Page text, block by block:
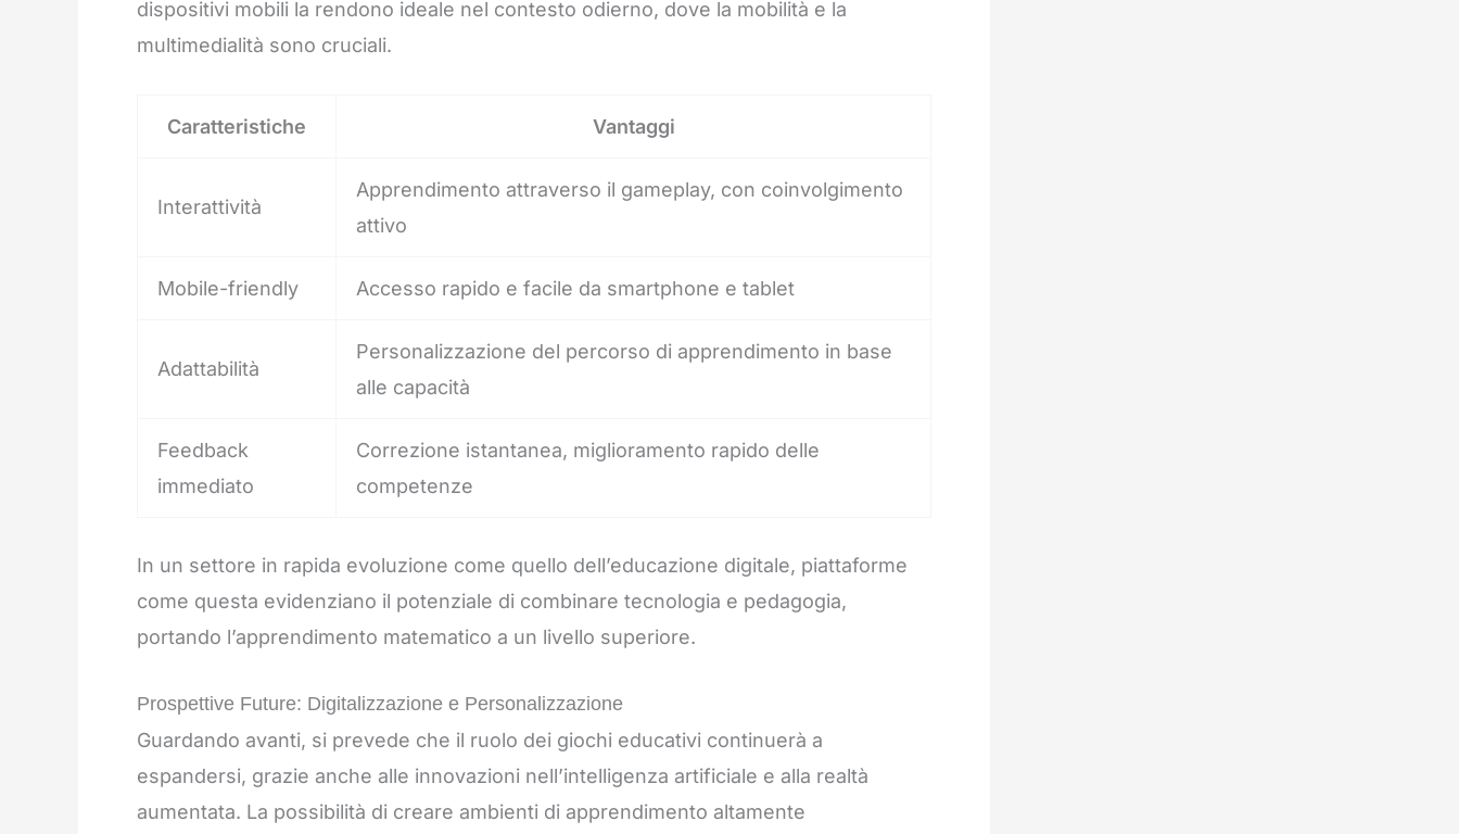
dispositivi mobili la rendono ideale nel contesto odierno, dove la mobilità e la
multimedialità sono cruciali.
Caratteristiche Vantaggi
Interattività
Apprendimento attraverso il gameplay, con coinvolgimento
attivo
Mobile-friendly Accesso rapido e facile da smartphone e tablet
Adattabilità
Personalizzazione del percorso di apprendimento in base
alle capacità
Feedback
immediato
Correzione istantanea, miglioramento rapido delle
competenze
In un settore in rapida evoluzione come quello dell’educazione digitale, piattaforme
come questa evidenziano il potenziale di combinare tecnologia e pedagogia,
portando l’apprendimento matematico a un livello superiore.
Prospettive Future: Digitalizzazione e Personalizzazione
Guardando avanti, si prevede che il ruolo dei giochi educativi continuerà a
espandersi, grazie anche alle innovazioni nell’intelligenza artificiale e alla realtà
aumentata. La possibilità di creare ambienti di apprendimento altamente